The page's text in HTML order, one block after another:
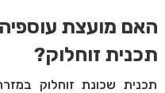
האם מועצת
תכנית זוחלוק?